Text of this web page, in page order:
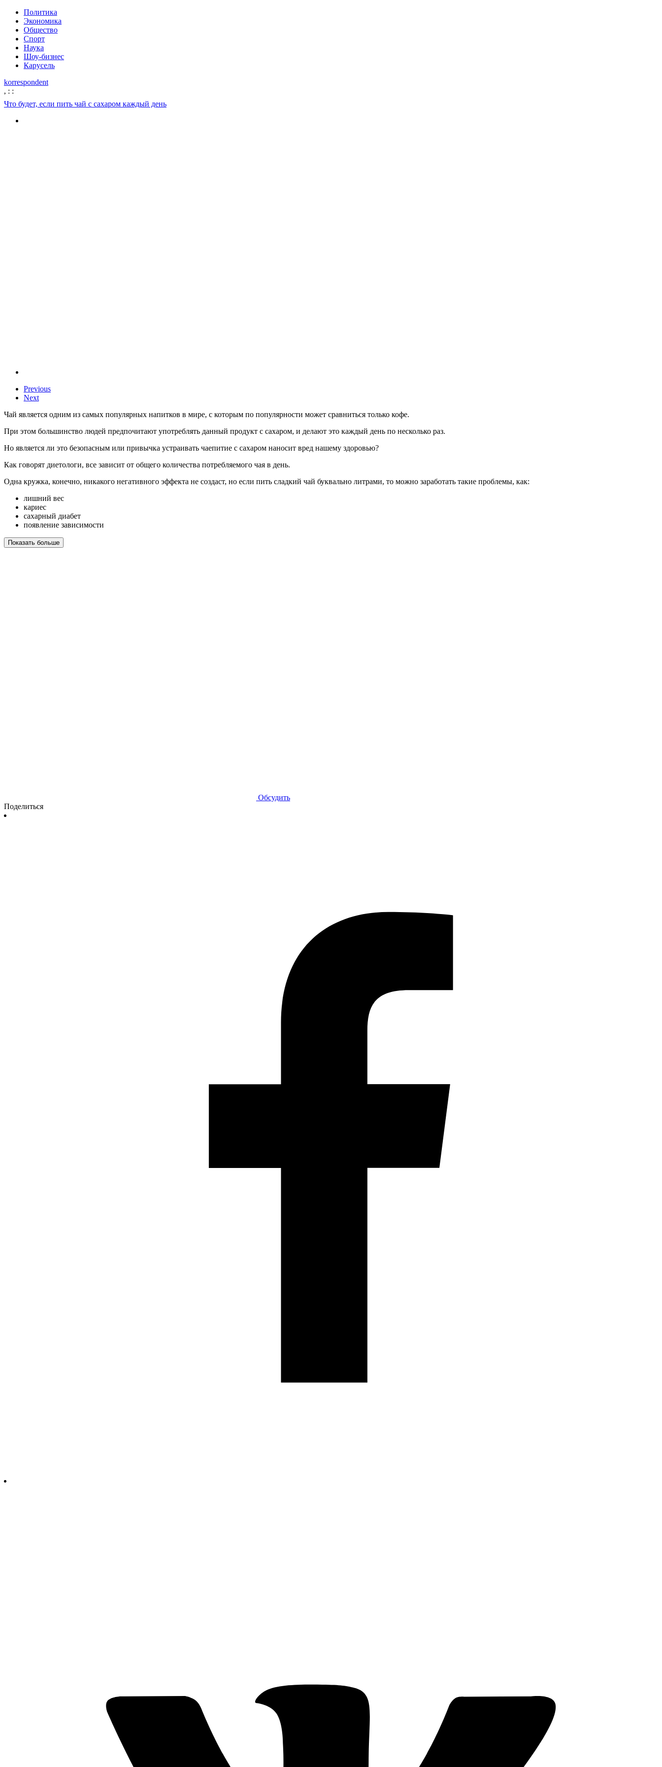
Политика
Экономика
Общество
Спорт
Наука
Шоу-бизнес
Карусель
korrespondent
, : :
Что будет, если пить чай с сахаром каждый день
Previous
Next
Чай является одним из самых популярных напитков в мире, с которым по популярности может сравниться только кофе.
При этом большинство людей предпочитают употреблять данный продукт с сахаром, и делают это каждый день по несколько раз.
Но является ли это безопасным или привычка устраивать чаепитие с сахаром наносит вред нашему здоровью?
Как говорят диетологи, все зависит от общего количества потребляемого чая в день.
Одна кружка, конечно, никакого негативного эффекта не создаст, но если пить сладкий чай буквально литрами, то можно заработать такие проблемы, как:
лишний вес
кариес
сахарный диабет
появление зависимости
Показать больше
Обсудить
Поделиться